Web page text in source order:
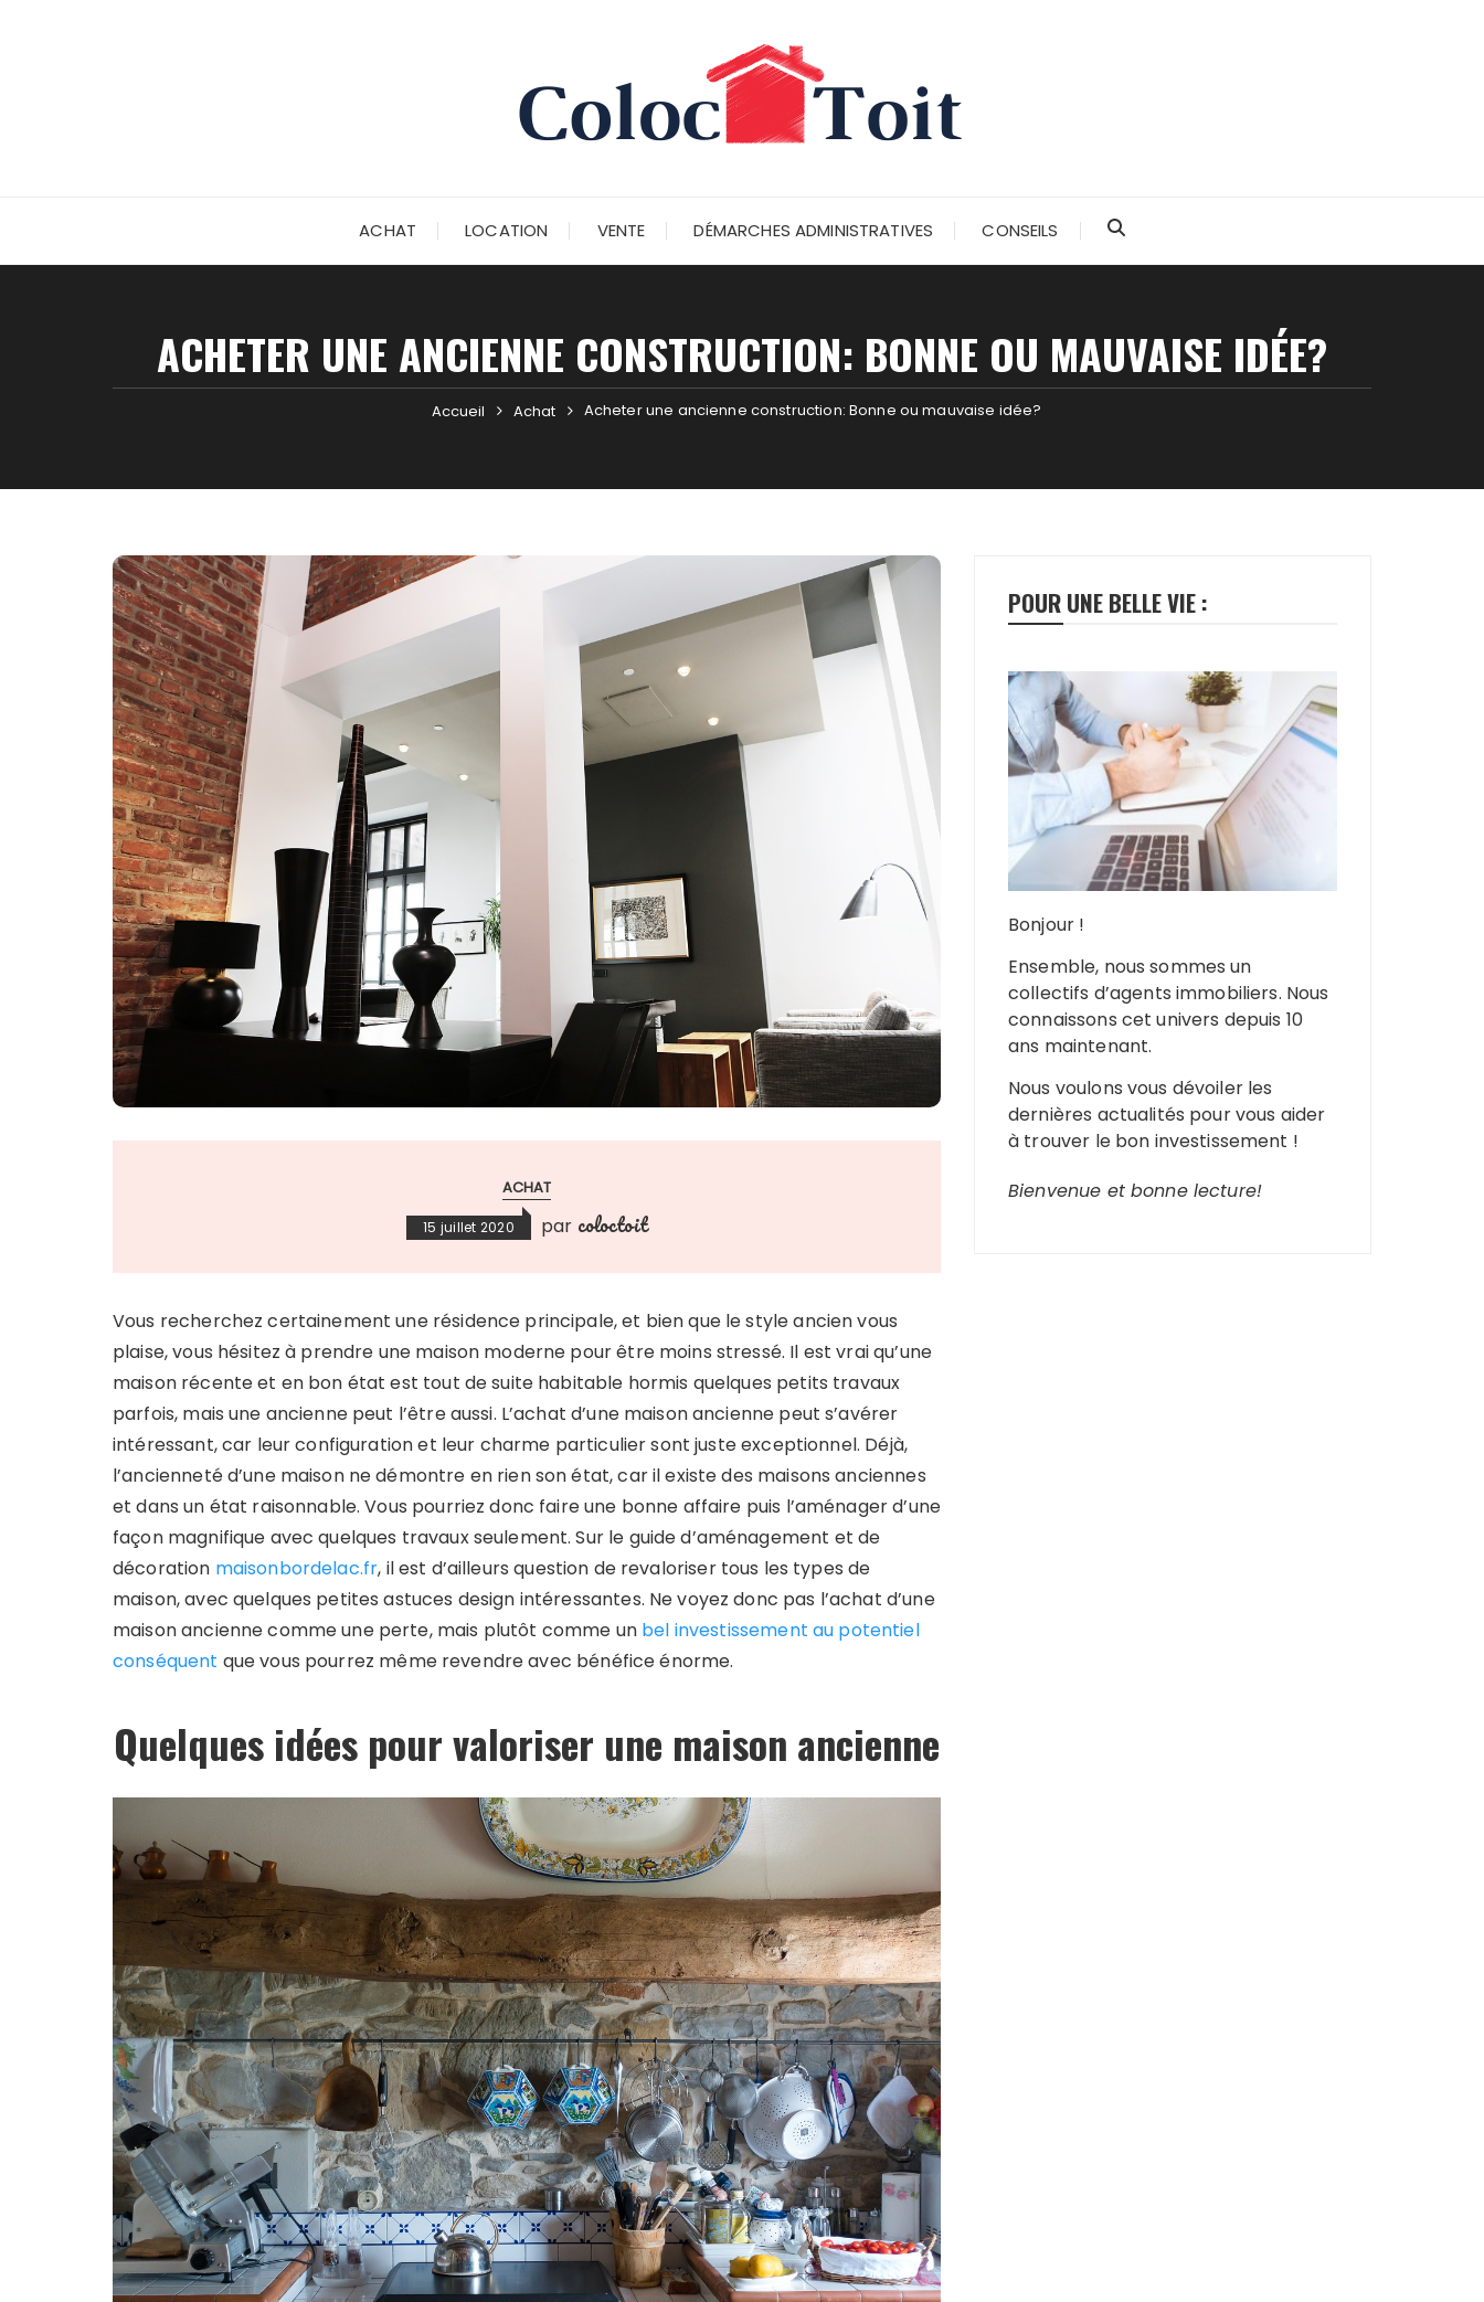
ACHAT LOCATION VENTE DÉMARCHES ADMINISTRATIVES CONSEILS
ACHETER UNE ANCIENNE CONSTRUCTION: BONNE OU MAUVAISE IDÉE?
Accueil Achat Acheter une ancienne construction: Bonne ou mauvaise idée?
ACHAT
15 juillet 2020 par coloctoit
Vous recherchez certainement une résidence principale, et bien que le style ancien vous
plaise, vous hésitez à prendre une maison moderne pour être moins stressé. Il est vrai qu’une
maison récente et en bon état est tout de suite habitable hormis quelques petits travaux
parfois, mais une ancienne peut l’être aussi. L’achat d’une maison ancienne peut s’avérer
intéressant, car leur configuration et leur charme particulier sont juste exceptionnel. Déjà,
l’ancienneté d’une maison ne démontre en rien son état, car il existe des maisons anciennes
et dans un état raisonnable. Vous pourriez donc faire une bonne affaire puis l’aménager d’une
façon magnifique avec quelques travaux seulement. Sur le guide d’aménagement et de
décoration maisonbordelac.fr, il est d’ailleurs question de revaloriser tous les types de
maison, avec quelques petites astuces design intéressantes. Ne voyez donc pas l’achat d’une
maison ancienne comme une perte, mais plutôt comme un bel investissement au potentiel
conséquent que vous pourrez même revendre avec bénéfice énorme.
Quelques idées pour valoriser une maison ancienne
POUR UNE BELLE VIE :
Bonjour !
Ensemble, nous sommes un
collectifs d’agents immobiliers. Nous
connaissons cet univers depuis 10
ans maintenant.
Nous voulons vous dévoiler les
dernières actualités pour vous aider
à trouver le bon investissement !
Bienvenue et bonne lecture!